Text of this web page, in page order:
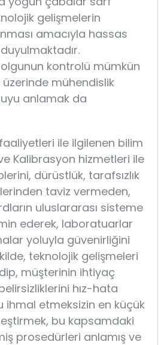
gelişmelerin
amacıyla hassas
kontrolü mümkün
mühendislik
anlamak da
ile ilgilenen bilim
Kalibrasyon hizmetleri ile
dürüstlük, tarafsızlık
taviz vermeden,
uluslararası sisteme
ederek, laboratuarlar
yoluyla güvenirliğini
teknolojik gelişmeleri
müşterinin ihtiyaç
hız-hata
ihmal etmeksizin en küçük
bu kapsamdaki
prosedürleri anlamış ve